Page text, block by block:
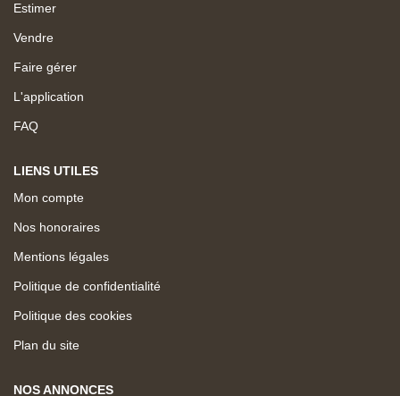
Estimer
Vendre
Faire gérer
L'application
FAQ
LIENS UTILES
Mon compte
Nos honoraires
Mentions légales
Politique de confidentialité
Politique des cookies
Plan du site
NOS ANNONCES